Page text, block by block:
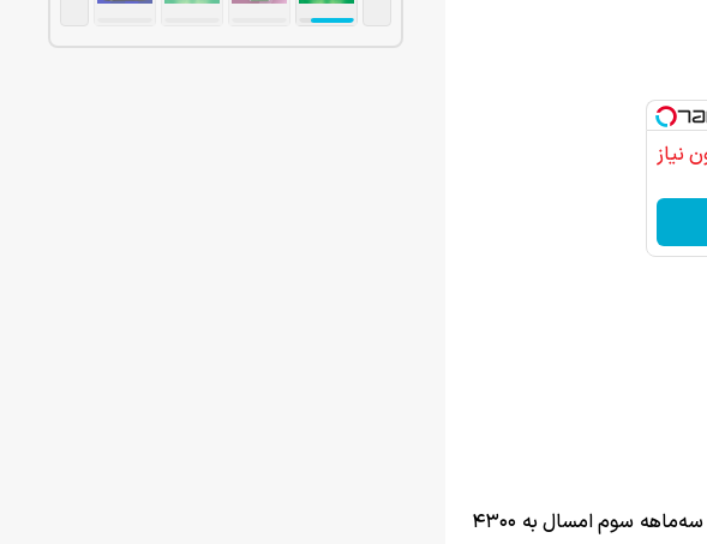
نیاز
به نقل از ایرنا، این بانک آمریکایی اکنون پیش‌بینی می‌کند که افزایش قیمت هر اونس طلا در سه‌ماهه سوم امسال به ۴۳۰۰